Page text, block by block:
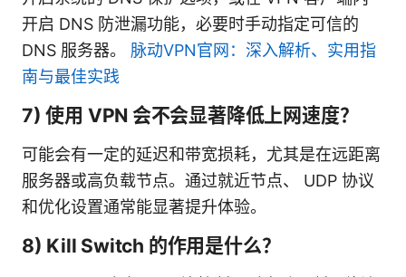
开启 DNS 防泄漏功能，必要时手动指定可信的
DNS 服务器。 脉动VPN官网：深入解析、实用指
南与最佳实践
7) 使用 VPN 会不会显著降低上网速度？
可能会有一定的延迟和带宽损耗，尤其是在远距离
服务器或高负载节点。通过就近节点、 UDP 协议
和优化设置通常能显著提升体验。
8) Kill Switch 的作用是什么？